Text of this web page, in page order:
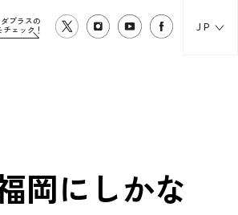
プラスの
チェック！ JP
岡にしかな